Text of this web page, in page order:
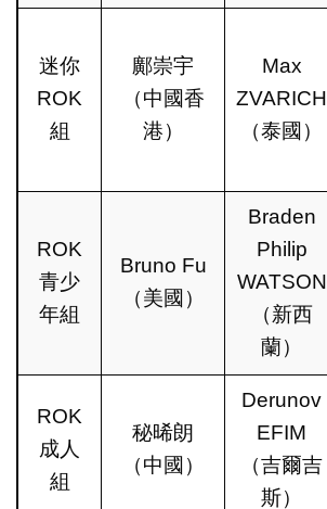
迷你
ROK
組
鄺崇宇
（中國香
港）
Max
ZVARICH
（泰國）
ROK
青少
年組
Bruno Fu
（美國）
Braden
Philip
WATSON
（新西
蘭）
ROK
成人
組
秘晞朗
（中國）
Derunov
EFIM
（吉爾吉
斯）